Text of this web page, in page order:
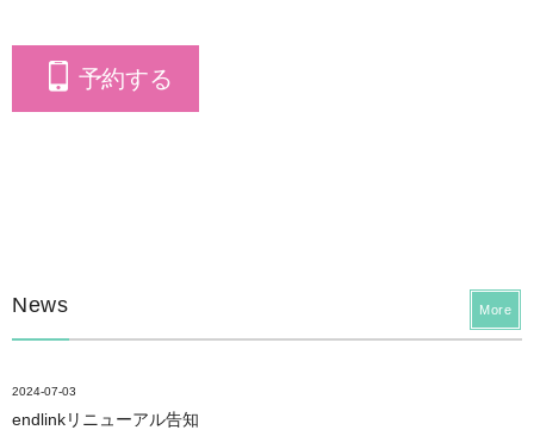
予約する
News
2024-07-03
endlinkリニューアル告知
More